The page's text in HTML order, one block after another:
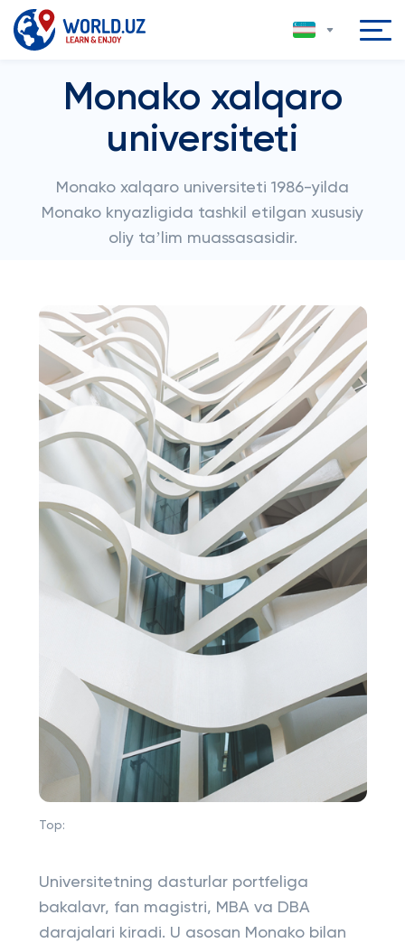
Monako xalqaro
universiteti
Monako xalqaro universiteti 1986-yilda
Monako knyazligida tashkil etilgan xususiy
oliy taʼlim muassasasidir.
Top:
Universitetning dasturlar portfeliga
bakalavr, fan magistri, MBA va DBA
darajalari kiradi. U asosan Monako bilan